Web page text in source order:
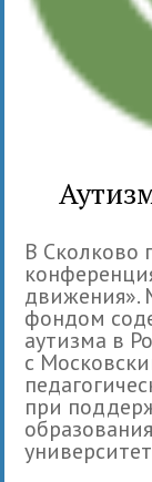
В Сколково
движения».
фондом
аутизма в
с
при